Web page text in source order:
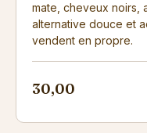
mate, cheveux noirs,
alternative douce et
vendent en propre.
30,00